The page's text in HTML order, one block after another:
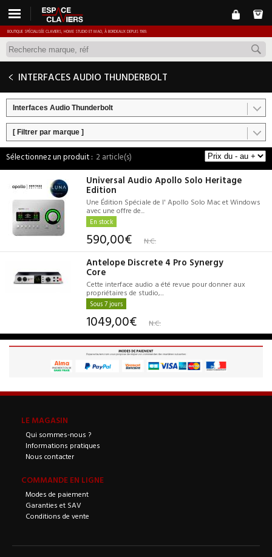
BOUTIQUE SPÉCIALISÉE CLAVIERS, HOME STUDIO ET MAO, À BORDEAUX DEPUIS 1989.
INTERFACES AUDIO THUNDERBOLT
Interfaces Audio Thunderbolt
[ Filtrer par marque ]
2 article(s)
Universal Audio Apollo Solo Heritage
Edition
Une Édition Spéciale de l' Apollo Solo Mac et Windows
avec une offre de...
En stock
590,00€ N.C.
Antelope Discrete 4 Pro Synergy
Core
Cette interface audio a été revue pour donner aux
propriétaires de studio,...
Sous 7 jours
1049,00€ N.C.
LE MAGASIN
Qui sommes-nous ?
Informations pratiques
Nous contacter
COMMANDE EN LIGNE
Modes de paiement
Garanties et SAV
Conditions de vente